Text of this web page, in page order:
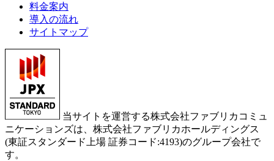
料金案内
導入の流れ
サイトマップ
当サイトを運営する株式会社ファブリカコミュ
ニケーションズは、株式会社ファブリカホールディングス
(東証スタンダード上場 証券コード:4193)のグループ会社で
す。